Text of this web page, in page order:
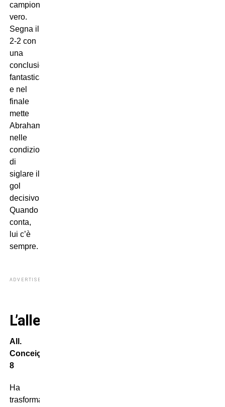
campione
vero.
Segna il
2-2 con
una
conclusione
fantastica
e nel
finale
mette
Abraham
nelle
condizioni
di
siglare il
gol
decisivo.
Quando
conta,
lui c’è
sempre.
ADVERTISEMENT
L’allenatore
All.
Conceição
8
Ha
trasformato